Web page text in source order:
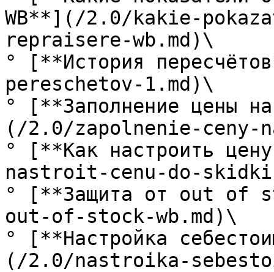
WB**](/2.0/kakie-
repraisere-wb.md)\
° [**История
pereschetov-1.md)\
° [**Заполнение цены
(/2.0/zapolnenie-ceny-
° [**Как настроить
nastroit-cenu-do-
° [**Защита от out of
out-of-stock-wb.md)\
° [**Настройка
(/2.0/nastroika-